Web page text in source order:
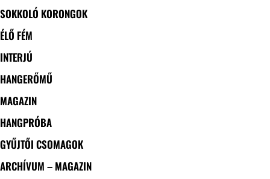
SOKKOLÓ KORONGOK
ÉLŐ FÉM
INTERJÚ
HANGERŐMŰ
MAGAZIN
HANGPRÓBA
GYŰJTŐI CSOMAGOK
ARCHÍVUM – MAGAZIN